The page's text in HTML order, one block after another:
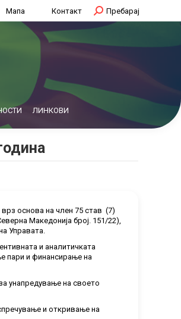
Мапа Контакт Search:Пребарај
ЛИНКОВИ
основа на член 75 став (7)
Македонија број. 151/22),
Управата.
и аналитичката
пари и финансирање на
унапредување на своето
и откривање на